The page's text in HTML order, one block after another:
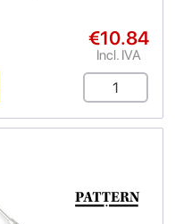
€10.84
Incl. IVA